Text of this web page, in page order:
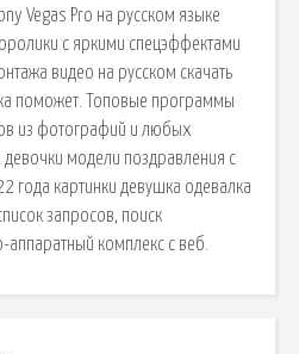
Vegas Pro на русском языке
с яркими спецэффектами
видео на русском скачать
поможет. Топовые программы
из фотографий и любых
модели поздравления с
года картинки девушка одевалка
запросов, поиск
комплекс с веб.